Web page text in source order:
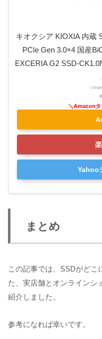
キオクシア KIOXIA 内蔵
PCIe Gen 3.0×4 国産
EXCERIA G2 SSD-
Yahoo
まとめ
この記事では、SSDがどこ
た、実店舗とオンラインシ
紹介しました。
参考になれば幸いです。